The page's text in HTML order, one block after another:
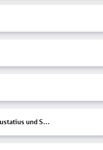
Bonaire, Sint Eustatius und Saba